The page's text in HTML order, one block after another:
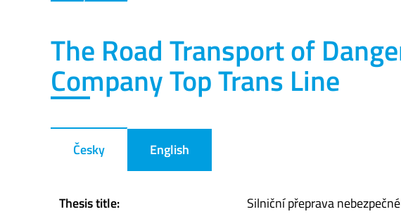
The Road Transport of
Company Top Trans Line
Česky English
Thesis title:
Silniční přeprava